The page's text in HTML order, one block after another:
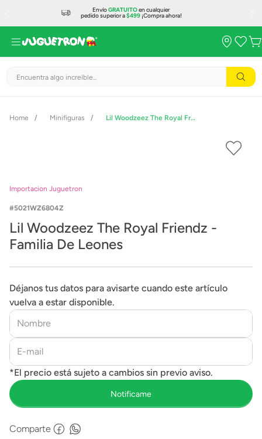
EnvíoGRATUITOen cualquier
pedido superior a$499¡Compra ahora!
Encuentra algo increíble...
Minifiguras Lil Woodzeez The Royal Friendz - Familia De Leones
Importacion Juguetron
5021WZ6804Z
Lil Woodzeez The Royal Friendz -
Familia De Leones
Déjanos tus datos para avisarte cuando este artículo
vuelva a estar disponible.
Comparte